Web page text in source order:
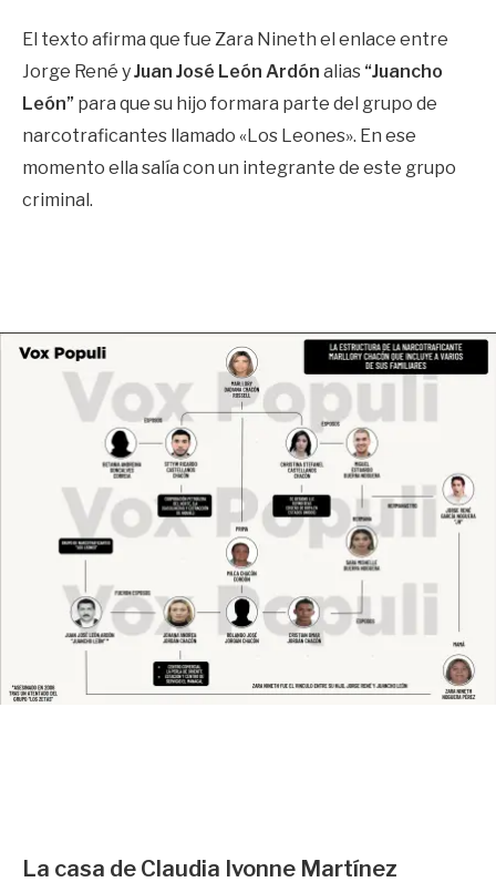
El texto afirma que fue Zara Nineth el enlace entre
Jorge René yJuan José León Ardón alias “Juancho
León” para que su hijo formara parte del grupo de
narcotraficantes llamado «Los Leones». En ese
momento ella salía con un integrante de este grupo
criminal.
La casa de Claudia Ivonne Martínez